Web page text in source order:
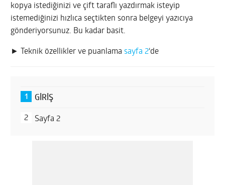
kopya istediğinizi ve çift taraflı yazdırmak isteyip
istemediğinizi hızlıca seçtikten sonra belgeyi yazıcıya
gönderiyorsunuz. Bu kadar basit.
► Teknik özellikler ve puanlama sayfa 2‘de
GİRİŞ
Sayfa 2